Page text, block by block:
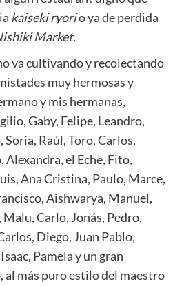
kaiseki ryorio ya de perdida
Market.
va cultivando y recolectando
muy hermosas y
y mis hermanas,
Gaby, Felipe, Leandro,
Raúl, Toro, Carlos,
el Eche, Fito,
Ana Cristina, Paulo, Marce,
Aishwarya, Manuel,
Carlo, Jonás, Pedro,
Diego, Juan Pablo,
Pamela y un gran
al más puro estilo del maestro